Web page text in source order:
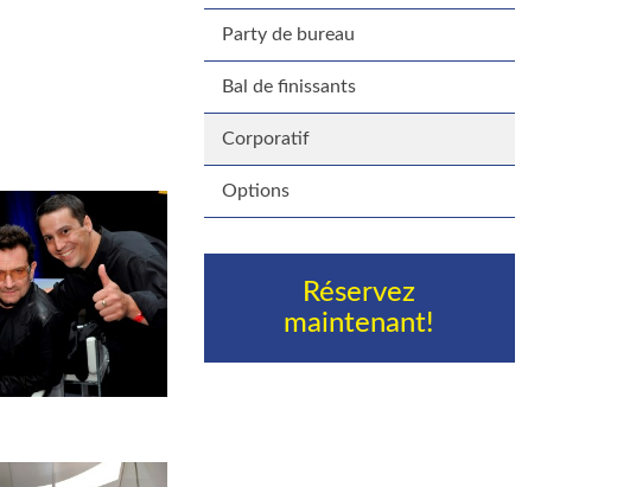
Party de bureau
Bal de finissants
Corporatif
Options
Réservez
maintenant!